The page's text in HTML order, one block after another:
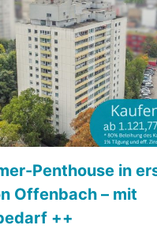
Penthouse in
Offenbach – mit
++